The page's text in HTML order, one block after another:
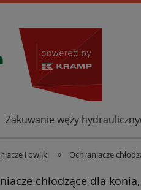
Zakuwanie węży
i owijki » Ochraniacze
chłodzące dla